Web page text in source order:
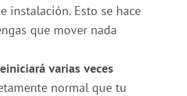
instalación. Esto se hace
que mover nada
varias veces
normal que tu